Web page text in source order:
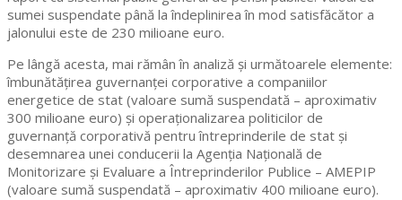
sumei suspendate până la îndeplinirea în mod satisfăcător a
jalonului este de 230 milioane euro.
Pe lângă acesta, mai rămân în analiză și următoarele elemente:
îmbunătățirea guvernanței corporative a companiilor
energetice de stat (valoare sumă suspendată – aproximativ
300 milioane euro) și operaționalizarea politicilor de
guvernanță corporativă pentru întreprinderile de stat și
desemnarea unei conducerii la Agenția Națională de
Monitorizare și Evaluare a Întreprinderilor Publice – AMEPIP
(valoare sumă suspendată – aproximativ 400 milioane euro).